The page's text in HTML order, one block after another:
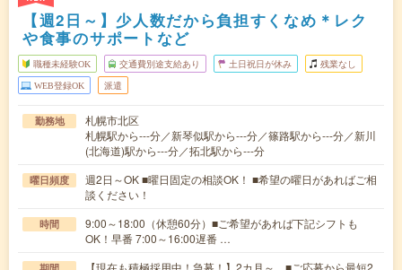
【週2日～】少人数だから負担すくなめ＊レク
や食事のサポートなど
職種未経験OK 交通費別途支給あり 土日祝日が休み 残業なし
WEB登録OK 派遣
勤務地
札幌市北区
札幌駅から---分／新琴似駅から---分／篠路駅から---分／新川
(北海道)駅から---分／拓北駅から---分
曜日頻度
週2日～OK ■曜日固定の相談OK！ ■希望の曜日があればご相
談ください！
時間
9:00～18:00（休憩60分）■ご希望があれば下記シフトも
OK！早番 7:00～16:00遅番 …
【現在も積極採用中！急募！】2カ月～ ■ご応募から最短2